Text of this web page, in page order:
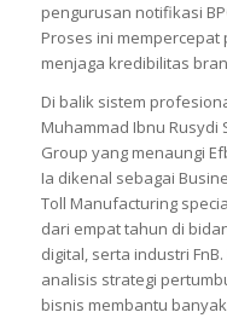
pengurusan notifikasi
Proses ini
menjaga kredibilitas
Di balik sistem
Muhammad Ibnu Rusydi
Group yang menaungi
Ia dikenal sebagai
Toll Manufacturing
dari empat tahun di
digital, serta industri
analisis strategi
bisnis membantu